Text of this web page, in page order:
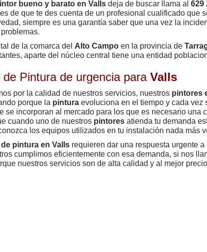
bueno y barato en Valls deja de buscar llama al 629
de que te des cuenta de un profesional cualificado que
siempre es una garantía saber que una vez la
de la comarca del Alto Campo en la provincia de
aparte del núcleo central tiene una entidad
de Pintura de urgencia para Valls
por la calidad de nuestros servicios, nuestros pintores
porque la pintura evoluciona en el tiempo y cada vez
se incorporan al mercado para los que es necesario una
cuando uno de nuestros pintores atienda tu demanda
los equipos utilizados en tu instalación nada más
pintura en Valls requieren dar una respuesta urgente
cumplimos eficientemente con esa demanda, si nos
nuestros servicios son de alta calidad y al mejor